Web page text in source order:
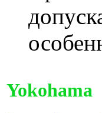
Yokohama